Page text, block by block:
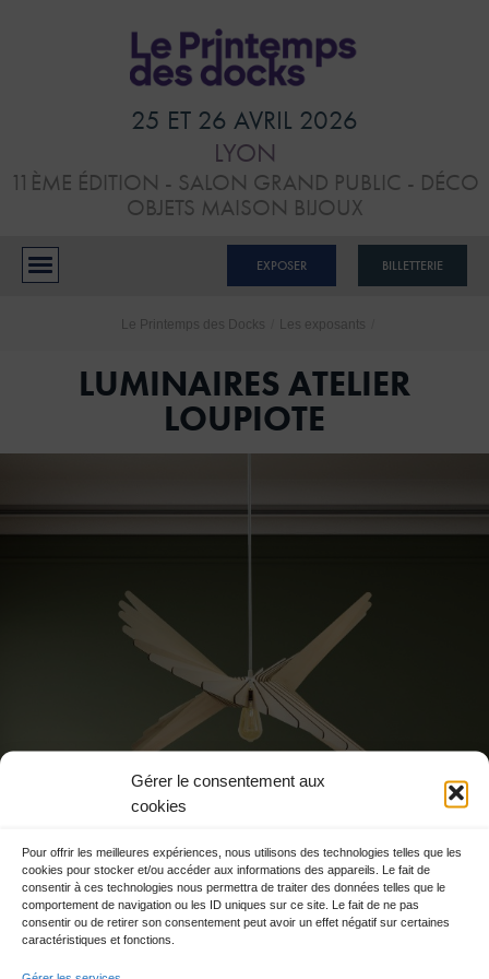
Gérer le consentement aux
cookies
Pour offrir les meilleures expériences, nous utilisons des technologies telles que les
cookies pour stocker et/ou accéder aux informations des appareils. Le fait de
consentir à ces technologies nous permettra de traiter des données telles que le
comportement de navigation ou les ID uniques sur ce site. Le fait de ne pas
consentir ou de retirer son consentement peut avoir un effet négatif sur certaines
caractéristiques et fonctions.
CONFÉRENCES
RÉSERVER MON STAND
25 ET 26 AVRIL 2026
LYON
11ÈME ÉDITION - SALON GRAND PUBLIC - DÉCO
OBJETS MAISON BIJOUX
BILLETTERIE
EXPOSER
Le Printemps des Docks Les exposants
LUMINAIRES ATELIER
LOUPIOTE